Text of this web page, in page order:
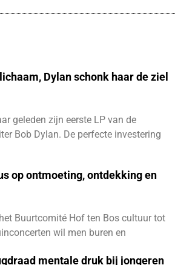
Dylan schonk haar de ziel
geleden zijn eerste LP van de
Bob Dylan. De perfecte investering
op ontmoeting, ontdekking en
Buurtcomité Hof ten Bos cultuur tot
wil men buren en
mentale druk bij jongeren